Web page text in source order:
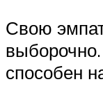
Свою
способен